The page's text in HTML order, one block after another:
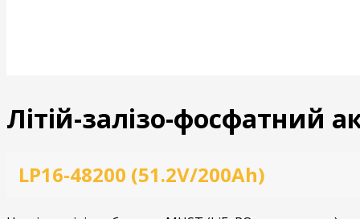
Літій-залізо-фосфатний
LP16-48200 (51.2V/200Ah)